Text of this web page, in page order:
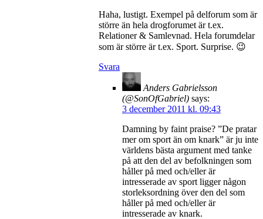
Haha, lustigt. Exempel på delforum som är
större än hela drogforumet är t.ex.
Relationer & Samlevnad. Hela forumdelar
som är större är t.ex. Sport. Surprise. 😉
Svara
Anders Gabrielsson
(@SonOfGabriel) says:
3 december 2011 kl. 09:43
Damning by faint praise? ”De pratar
mer om sport än om knark” är ju inte
världens bästa argument med tanke
på att den del av befolkningen som
håller på med och/eller är
intresserade av sport ligger någon
storleksordning över den del som
håller på med och/eller är
intresserade av knark.